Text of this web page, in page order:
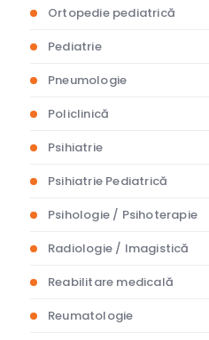
Ortopedie pediatrică
Pediatrie
Pneumologie
Policlinică
Psihiatrie
Psihiatrie Pediatrică
Psihologie / Psihoterapie
Radiologie / Imagistică
Reabilitare medicală
Reumatologie